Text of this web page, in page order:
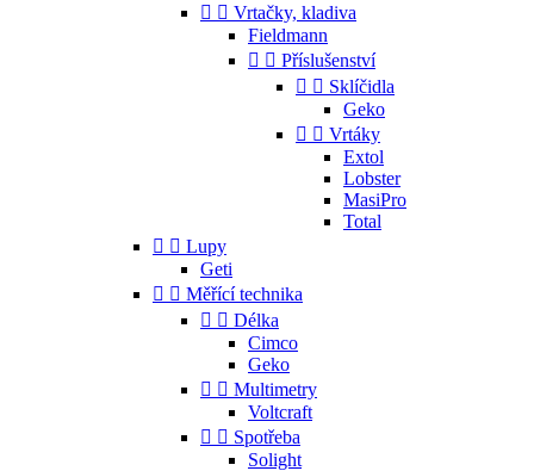
  Vrtačky, kladiva
Fieldmann
  Příslušenství
  Sklíčidla
Geko
  Vrtáky
Extol
Lobster
MasiPro
Total
  Lupy
Geti
  Měřící technika
  Délka
Cimco
Geko
  Multimetry
Voltcraft
  Spotřeba
Solight